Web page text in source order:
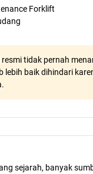
Forklift
tidak pernah
baik dihindari
sejarah, banyak